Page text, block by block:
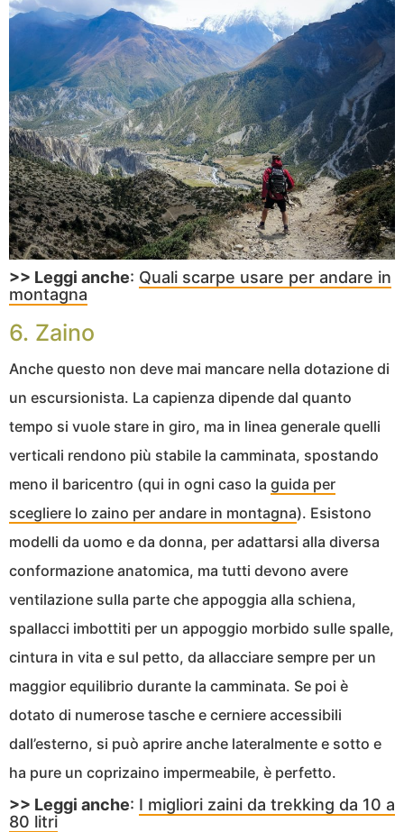
>> Leggi anche: Quali scarpe usare per andare in
montagna
6. Zaino
Anche questo non deve mai mancare nella dotazione di
un escursionista. La capienza dipende dal quanto
tempo si vuole stare in giro, ma in linea generale quelli
verticali rendono più stabile la camminata, spostando
meno il baricentro (qui in ogni caso la guida per
scegliere lo zaino per andare in montagna). Esistono
modelli da uomo e da donna, per adattarsi alla diversa
conformazione anatomica, ma tutti devono avere
ventilazione sulla parte che appoggia alla schiena,
spallacci imbottiti per un appoggio morbido sulle spalle,
cintura in vita e sul petto, da allacciare sempre per un
maggior equilibrio durante la camminata. Se poi è
dotato di numerose tasche e cerniere accessibili
dall’esterno, si può aprire anche lateralmente e sotto e
ha pure un coprizaino impermeabile, è perfetto.
>> Leggi anche: I migliori zaini da trekking da 10 a
80 litri